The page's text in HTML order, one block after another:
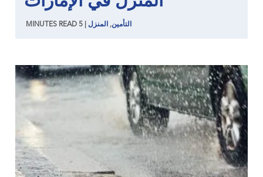
التأمين, المنزل 5
MINUTES READ